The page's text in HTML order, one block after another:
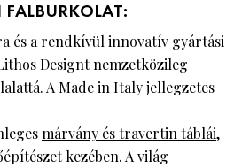
és a rendkívül innovatív gyártási
Designt nemzetközileg
A Made in Italy jellegzetes
márvány és travertin táblái,
kezében. A világ